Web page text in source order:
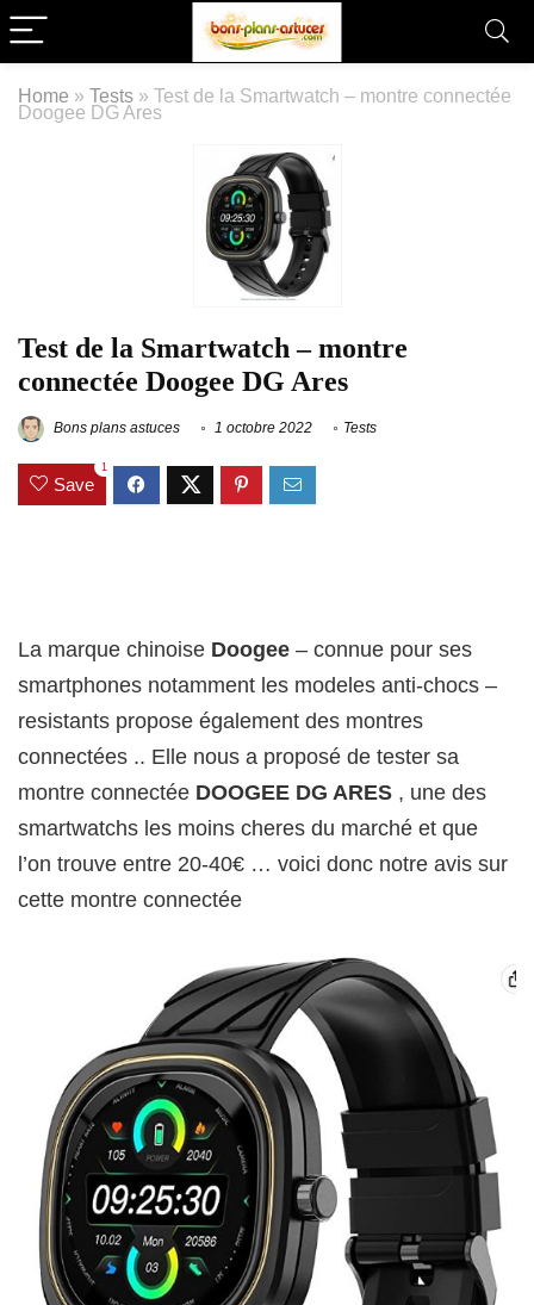
Home » Tests » Test de la Smartwatch – montre connectée
Doogee DG Ares
Test de la Smartwatch – montre
connectée Doogee DG Ares
Bons plans astuces 1 octobre 2022 Tests
Save
1
La marque chinoise Doogee – connue pour ses
smartphones notamment les modeles anti-chocs –
resistants propose également des montres
connectées .. Elle nous a proposé de tester sa
montre connectée DOOGEE DG ARES , une des
smartwatchs les moins cheres du marché et que
l’on trouve entre 20-40€ … voici donc notre avis sur
cette montre connectée